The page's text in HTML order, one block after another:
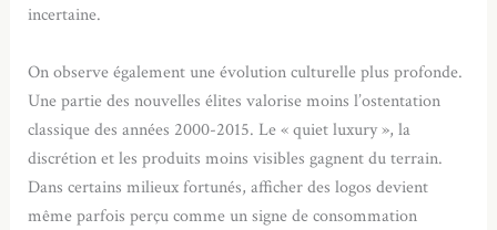
incertaine.
On observe également une évolution culturelle plus profonde.
Une partie des nouvelles élites valorise moins l’ostentation
classique des années 2000-2015. Le « quiet luxury », la
discrétion et les produits moins visibles gagnent du terrain.
Dans certains milieux fortunés, afficher des logos devient
même parfois perçu comme un signe de consommation